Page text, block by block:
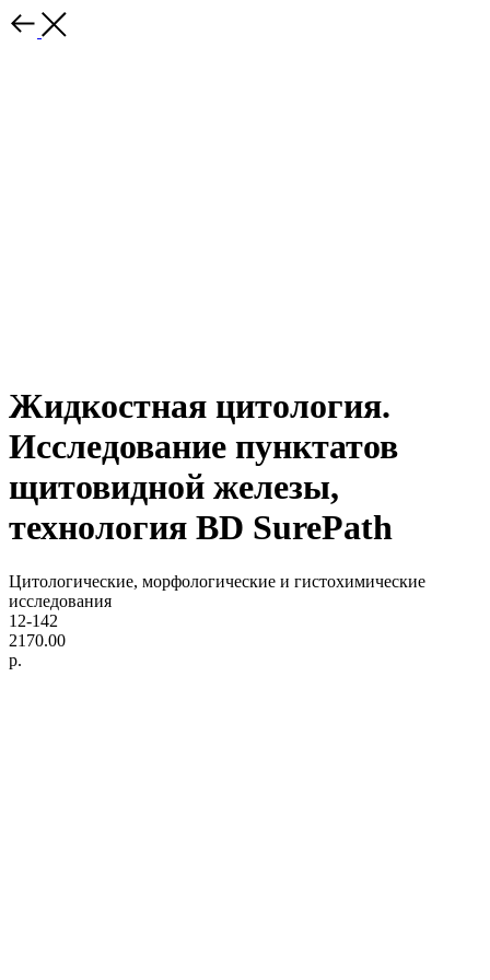
Жидкостная цитология.
Исследование пунктатов
щитовидной железы,
технология BD SurePath
Цитологические, морфологические и гистохимические
исследования
12-142
2170.00
р.